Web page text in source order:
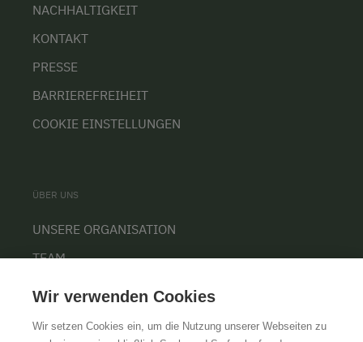
NACHHALTIGKEIT
KONTAKT
PRESSE
BARRIEREFREIHEIT
COOKIE EINSTELLUNGEN
ÜBER UNS
UNSERE ORGANISATION
TEAM
Wir verwenden Cookies
Wir setzen Cookies ein, um die Nutzung unserer Webseiten zu